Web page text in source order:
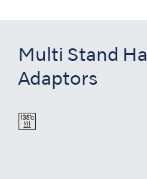
Multi Stand
Adaptors